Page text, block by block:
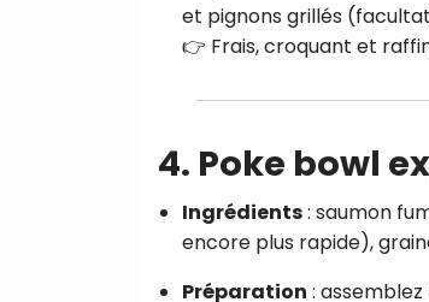
et pignons grillés
👉 Frais, croquant et
4. Poke bowl
Ingrédients: saumon
encore plus rapide),
Préparation :